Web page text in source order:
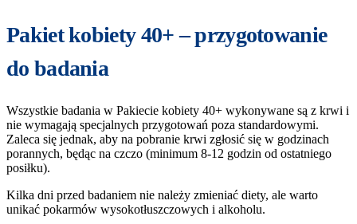
Pakiet kobiety 40+ – przygotowanie
do badania
Wszystkie badania w Pakiecie kobiety 40+ wykonywane są z krwi i
nie wymagają specjalnych przygotowań poza standardowymi.
Zaleca się jednak, aby na pobranie krwi zgłosić się w godzinach
porannych, będąc na czczo (minimum 8-12 godzin od ostatniego
posiłku).
Kilka dni przed badaniem nie należy zmieniać diety, ale warto
unikać pokarmów wysokotłuszczowych i alkoholu.